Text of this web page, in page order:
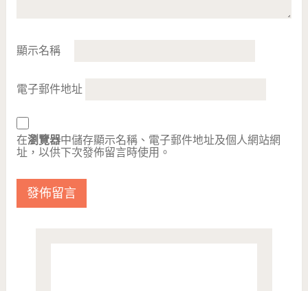
顯示名稱
電子郵件地址
在瀏覽器中儲存顯示名稱、電子郵件地址及個人網站網
址，以供下次發佈留言時使用。